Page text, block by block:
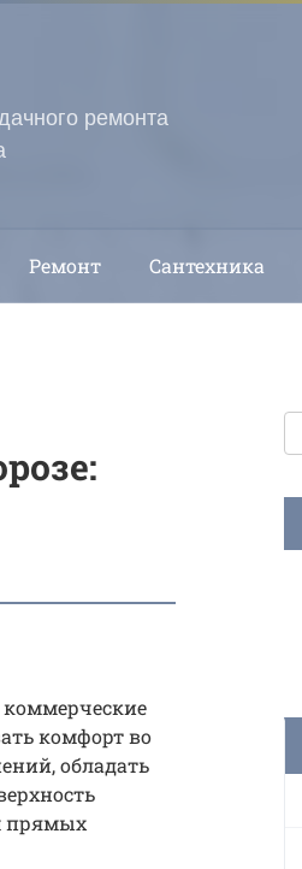
ремонта
Ремонт Сантехника
комфорт во
обладать
прямых